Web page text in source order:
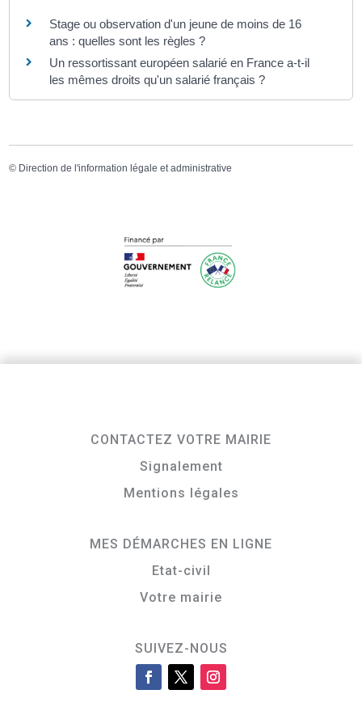
Stage ou observation d'un jeune de moins de 16
ans : quelles sont les règles ?
Un ressortissant européen salarié en France a-t-il
les mêmes droits qu'un salarié français ?
© Direction de l'information légale et administrative
CONTACTEZ VOTRE MAIRIE
Signalement
Mentions légales
MES DÉMARCHES EN LIGNE
Etat-civil
Votre mairie
SUIVEZ-NOUS